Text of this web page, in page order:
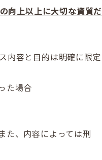
向上以上に大切な資質だ
内容と目的は明確に限定
た場合
た、内容によっては刑